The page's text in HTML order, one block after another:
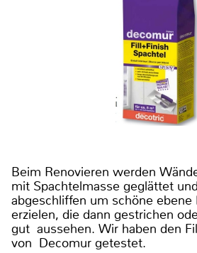
Beim Renovieren werden
mit Spachtelmasse geglättet
abgeschliffen um schöne ebene
erzielen, die dann gestrichen
gut aussehen. Wir haben den
von Decomur getestet.